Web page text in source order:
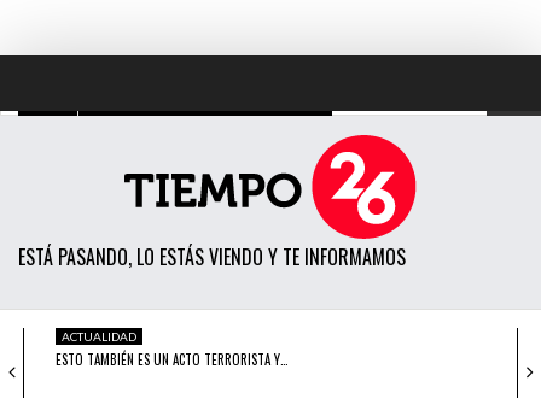
ESTÁ PASANDO, LO ESTÁS VIENDO Y TE INFORMAMOS
POLÍTICA
ECONOMÍA
SOCIEDAD
ACTUALIDAD
ESTO TAMBIÉN ES UN ACTO TERRORISTA Y…